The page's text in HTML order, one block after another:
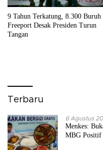
9 Tahun Terkatung, 8.300 Buruh
Freeport Desak Presiden Turun
Tangan
Terbaru
6 Agustus
Menkes:
MBG Positif